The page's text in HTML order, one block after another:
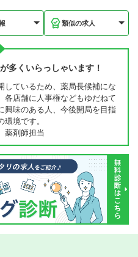
類似の求人
多くいらっしゃいます！
しているため、薬局長候補にな
各店舗に人事権などもゆだねて
興味のある人、今後開局を目指
境です。
薬剤師担当